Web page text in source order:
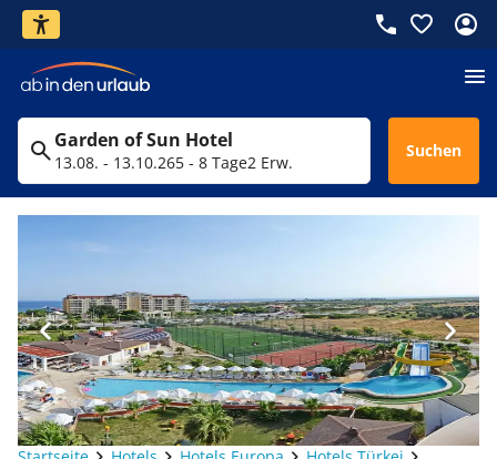
Garden of Sun Hotel
13.08. - 13.10.265 - 8 Tage2 Erw.
Suchen